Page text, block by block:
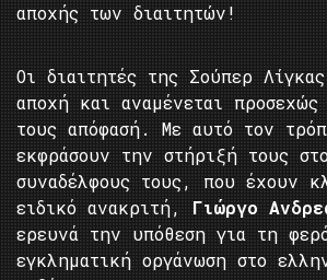
αποχής των διαιτητών!
Οι διαιτητές της Σούπερ
αποχή και αναμένεται
τους απόφασή. Με αυτό τον
εκφράσουν την στήριξή τους
συναδέλφους τους, που έχουν
ειδικό ανακριτή, Γιώργο
ερευνά την υπόθεση για τη
εγκληματική οργάνωση στο